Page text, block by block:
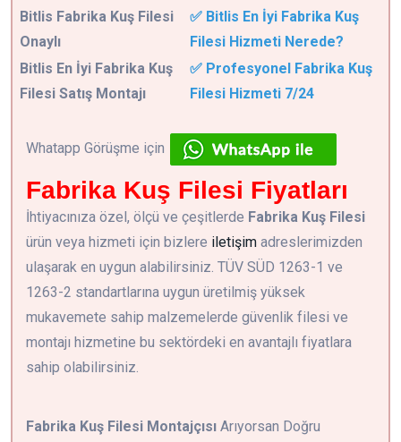
Bitlis Fabrika Kuş Filesi
Onaylı
✅ Bitlis En İyi Fabrika Kuş
Filesi Hizmeti Nerede?
Bitlis En İyi Fabrika Kuş
Filesi Satış Montajı
✅ Profesyonel Fabrika Kuş
Filesi Hizmeti 7/24
Whatapp Görüşme için
Fabrika Kuş Filesi Fiyatları
İhtiyacınıza özel, ölçü ve çeşitlerde Fabrika Kuş Filesi
ürün veya hizmeti için bizlere iletişim adreslerimizden
ulaşarak en uygun alabilirsiniz. TÜV SÜD 1263-1 ve
1263-2 standartlarına uygun üretilmiş yüksek
mukavemete sahip malzemelerde güvenlik filesi ve
montajı hizmetine bu sektördeki en avantajlı fiyatlara
sahip olabilirsiniz.
Fabrika Kuş Filesi Montajçısı Arıyorsan Doğru